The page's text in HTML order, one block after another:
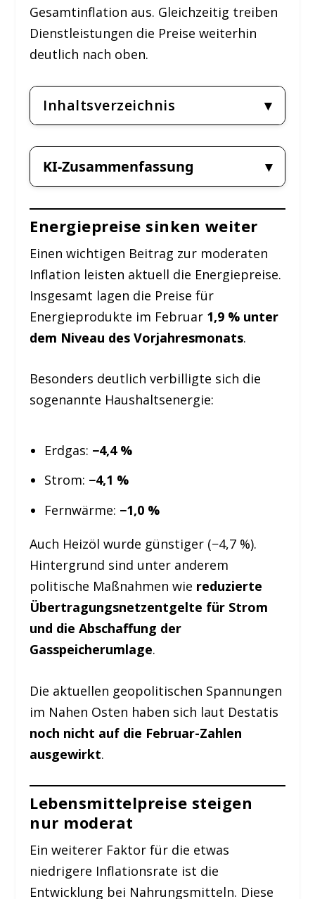
Gesamtinflation aus. Gleichzeitig treiben
Dienstleistungen die Preise weiterhin
deutlich nach oben.
Inhaltsverzeichnis
KI-Zusammenfassung
Energiepreise sinken weiter
Einen wichtigen Beitrag zur moderaten
Inflation leisten aktuell die Energiepreise.
Insgesamt lagen die Preise für
Energieprodukte im Februar 1,9 % unter
dem Niveau des Vorjahresmonats.
Besonders deutlich verbilligte sich die
sogenannte Haushaltsenergie:
Erdgas: −4,4 %
Strom: −4,1 %
Fernwärme: −1,0 %
Auch Heizöl wurde günstiger (−4,7 %).
Hintergrund sind unter anderem
politische Maßnahmen wie reduzierte
Übertragungsnetzentgelte für Strom
und die Abschaffung der
Gasspeicherumlage.
Die aktuellen geopolitischen Spannungen
im Nahen Osten haben sich laut Destatis
noch nicht auf die Februar-Zahlen
ausgewirkt.
Lebensmittelpreise steigen
nur moderat
Ein weiterer Faktor für die etwas
niedrigere Inflationsrate ist die
Entwicklung bei Nahrungsmitteln. Diese